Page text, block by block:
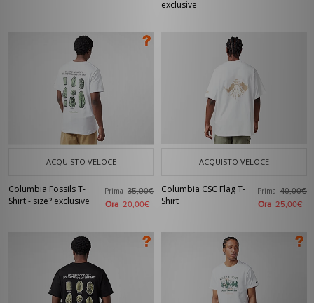
exclusive
ACQUISTO VELOCE
Columbia Fossils T-
Shirt - size? exclusive
Prima35,00€
Ora 20,00€
ACQUISTO VELOCE
Columbia CSC Flag T-
Shirt
Prima40,00€
Ora 25,00€